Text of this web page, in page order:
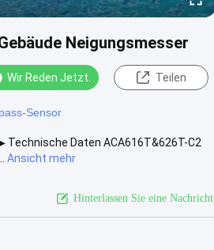
Neigungsmesser
Wir Reden Jetzt. Teilen
Sensor
Daten ACA616T&626T-C2
Ansicht mehr
Hinterlassen Sie eine Nachricht.